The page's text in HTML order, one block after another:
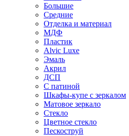
Большие
Средние
Отделка и материал
МДФ
Пластик
Alvic Luxe
Эмаль
Акрил
ДСП
С патиной
Шкафы-купе с зеркалом
Матовое зеркало
Стекло
Цветное стекло
Пескоструй